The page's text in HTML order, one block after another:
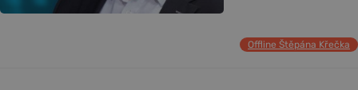
Offline Štěpána Křečka